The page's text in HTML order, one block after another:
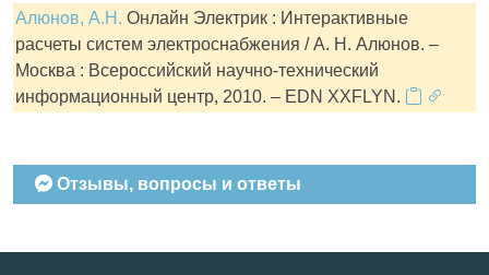
Алюнов, А.Н. Онлайн Электрик : Интерактивные
расчеты систем электроснабжения / А. Н. Алюнов. –
Москва : Всероссийский научно-технический
информационный центр, 2010. – EDN XXFLYN.
Отзывы, вопросы и ответы